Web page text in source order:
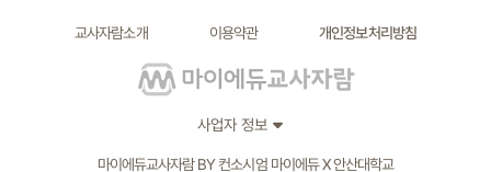
교사자람소개 이용약관 개인정보처리방침
사업자 정보
마이에듀교사자람 BY 컨소시엄 마이에듀 X 안산대학교